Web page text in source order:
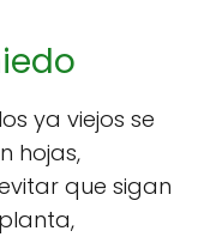
ya viejos se
hojas,
que sigan